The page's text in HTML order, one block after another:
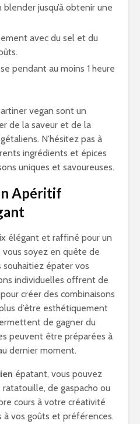
jusqu’à obtenir une
avec du sel et du
pendant au moins 1 heure
vegan sont un
de la saveur et de la
N’hésitez pas à
ingrédients et épices
uniques et savoureuses.
Apéritif
élégant et raffiné pour un
vous soyez en quête de
épater vos
individuelles offrent de
créer des combinaisons
d’être esthétiquement
de gagner du
peuvent être préparées à
dernier moment.
épatant, vous pouvez
de gaspacho ou
cours à votre créativité
vos goûts et préférences.